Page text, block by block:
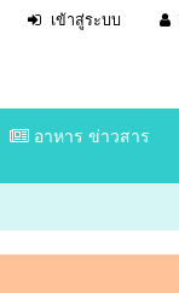
เข้าสู่ระบบ
อาหาร ข่าวสาร